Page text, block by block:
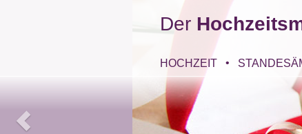
Der
HOCHZEIT